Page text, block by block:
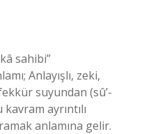
sahibi”
Anlayışlı, zeki,
suyundan (sû’-
ayrıntılı
anlamına gelir.